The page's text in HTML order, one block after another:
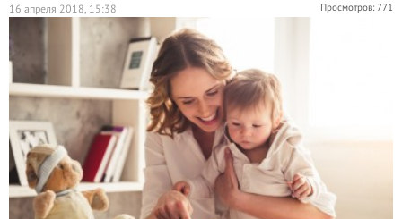
Просмотров: 771
16 апреля 2018, 15:38